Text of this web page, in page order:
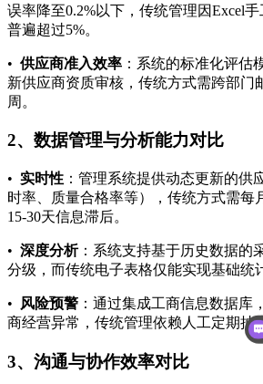
误率降至0.2%以下，传统管理因Excel
普遍超过5%。
• 供应商准入效率 ：系统的标准化评估
新供应商资质审核，传统方式需跨部门
周。
2、数据管理与分析能力对比
• 实时性 ：管理系统提供动态更新的供
时率、质量合格率等），传统方式需每
15-30天信息滞后。
• 深度分析：系统支持基于历史数据的
分级，而传统电子表格仅能实现基础统
• 风险预警 ：通过集成工商信息数据库
商经营异常，传统管理依赖人工定期抽
3、沟通与协作效率对比